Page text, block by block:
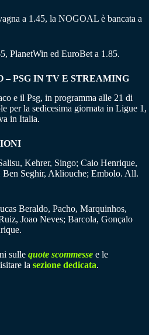
a 1.45, la NOGOAL è bancata a
PlanetWin ed EuroBet a 1.85.
– PSG IN TV E STREAMING
e il Psg, in programma alle 21 di
per la sedicesima giornata in Ligue 1,
in Italia.
Kehrer, Singo; Caio Henrique,
Ben Seghir, Akliouche; Embolo. All.
Beraldo, Pacho, Marquinhos,
Joao Neves; Barcola, Gonçalo
sulle quote scommesse e le
la sezione dedicata.